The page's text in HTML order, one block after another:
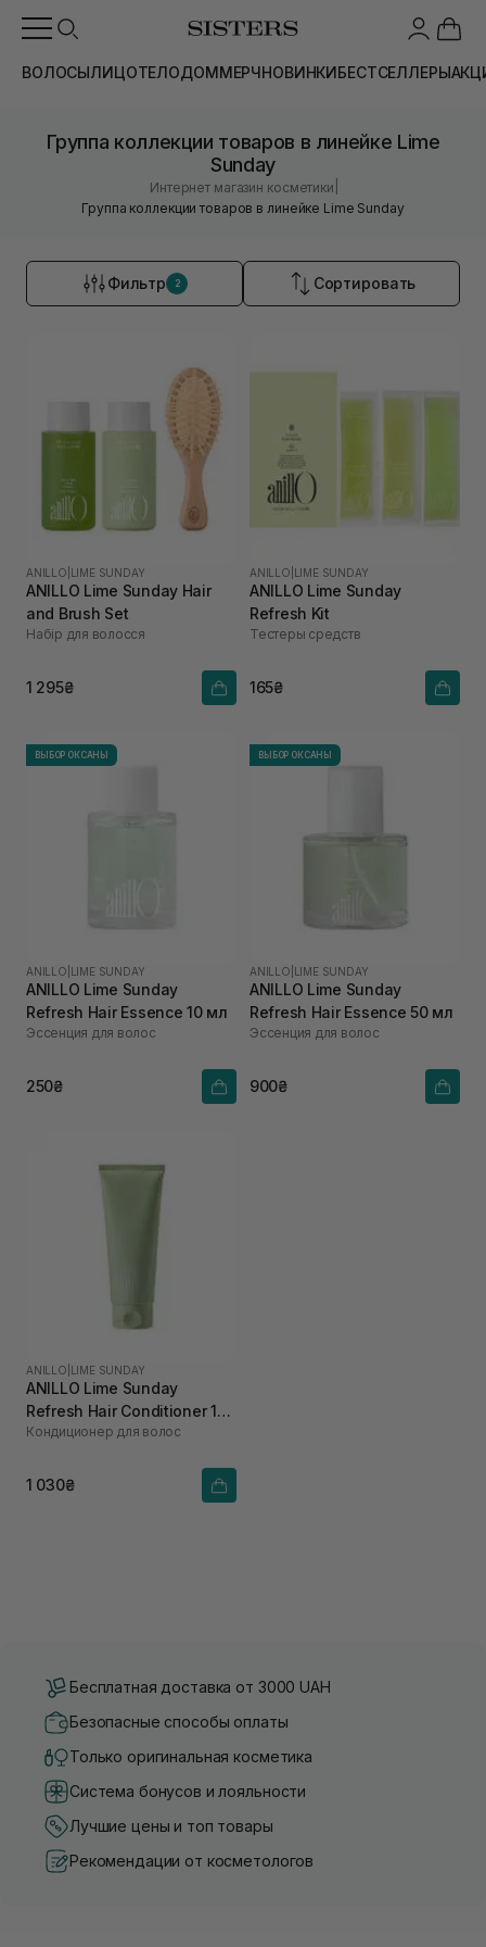
ВОЛОСЫЛИЦОТЕЛОДОММЕРЧНОВИНКИБЕСТСЕЛЛЕРЫ
Группа коллекции товаров в линейке Lime
Sunday
Интернет магазин косметики
Группа коллекции товаров в линейке Lime Sunday
Фильтр 2 Сортировать
ANILLO LIME SUNDAY
ANILLO Lime Sunday Hair
and Brush Set
Набір для волосся
1 295₴
ANILLO LIME SUNDAY
ANILLO Lime Sunday
Refresh Kit
Тестеры средств
165₴
ВЫБОР ОКСАНЫ
ANILLO LIME SUNDAY
ANILLO Lime Sunday
Refresh Hair Essence 10 мл
Эссенция для волос
250₴
ВЫБОР ОКСАНЫ
ANILLO LIME SUNDAY
ANILLO Lime Sunday
Refresh Hair Essence 50 мл
Эссенция для волос
900₴
ANILLO LIME SUNDAY
ANILLO Lime Sunday
Refresh Hair Conditioner 150
мл
Кондиционер для волос
1 030₴
Бесплатная доставка от 3000 UAH
Безопасные способы оплаты
Только оригинальная косметика
Система бонусов и лояльности
Лучшие цены и топ товары
Рекомендации от косметологов